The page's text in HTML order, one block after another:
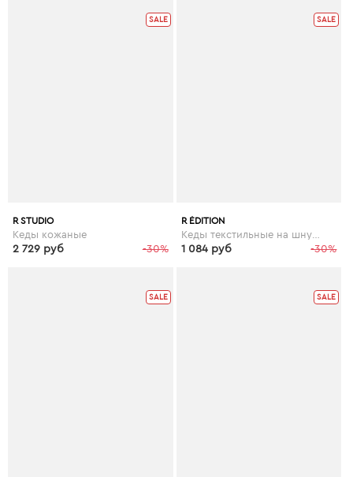
SALE
R STUDIO
Кеды кожаные
-30%
2 729 руб
SALE
R ÉDITION
Кеды текстильные на шнуровке
-30%
1 084 руб
SALE SALE